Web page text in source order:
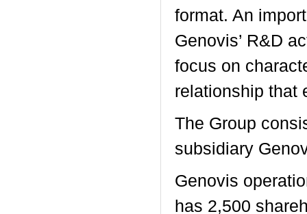
format. An
Genovis’ R&D
focus on
relationship that
The Group
subsidiary
Genovis
has 2,500